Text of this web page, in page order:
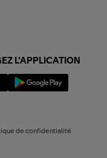
L'APPLICATION
de confidentialité